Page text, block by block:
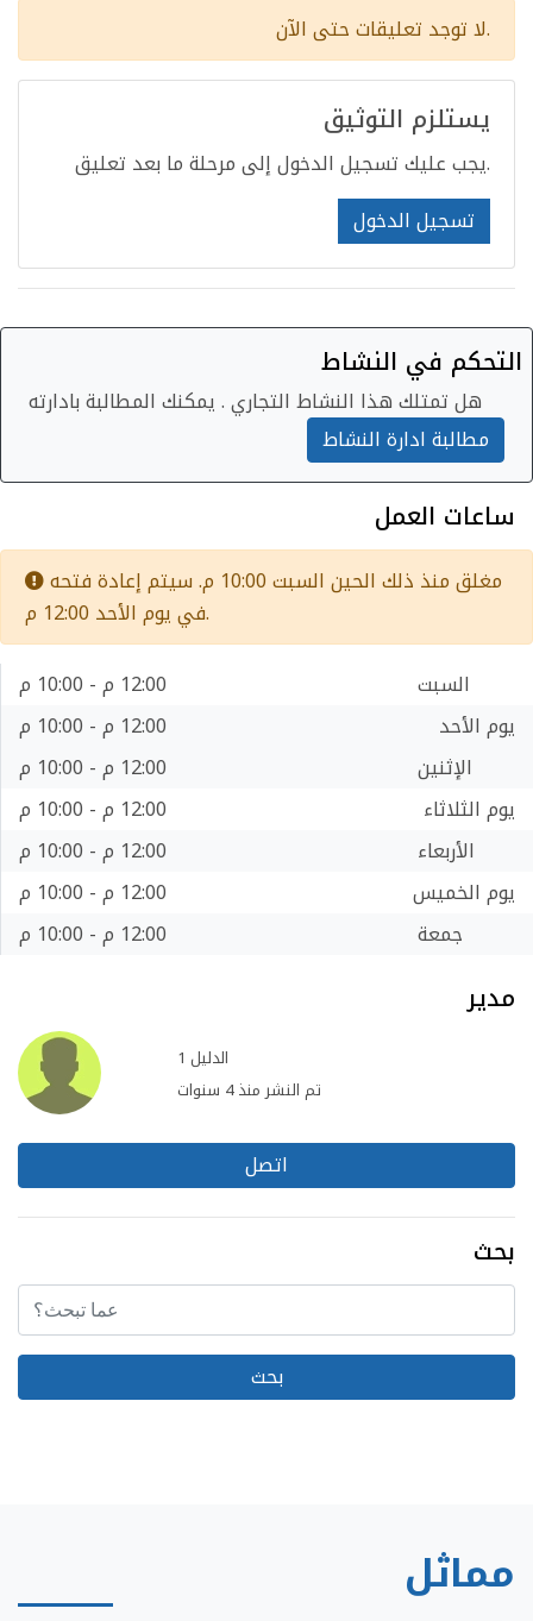
لا توجد تعليقات حتى الآن.
يستلزم التوثيق
يجب عليك تسجيل الدخول إلى مرحلة ما بعد تعليق.
تسجيل الدخول
التحكم في النشاط
هل تمتلك هذا النشاط التجاري . يمكنك المطالبة بادارته
مطالبة ادارة النشاط
ساعات العمل
في يوم الأحد 12:00 م.
السبت
12:00 م - 10:00 م
يوم الأحد
12:00 م - 10:00 م
الإثنين
12:00 م - 10:00 م
يوم الثلاثاء
12:00 م - 10:00 م
الأربعاء
12:00 م - 10:00 م
يوم الخميس
12:00 م - 10:00 م
جمعة
12:00 م - 10:00 م
مدير
الدليل 1
تم النشر منذ 4 سنوات
اتصل
بحث
مماثل